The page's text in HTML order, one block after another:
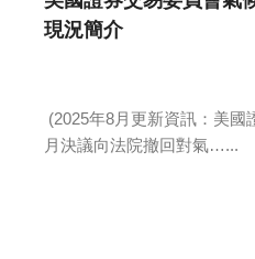
現況簡介
(2025年8月更新資訊：美國
月決議向法院撤回對氣…...